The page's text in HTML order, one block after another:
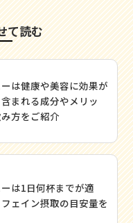
て読む
は健康や美容に効果が
まれる成分やメリッ
み方をご紹介
は1日何杯までが適
ェイン摂取の目安量を